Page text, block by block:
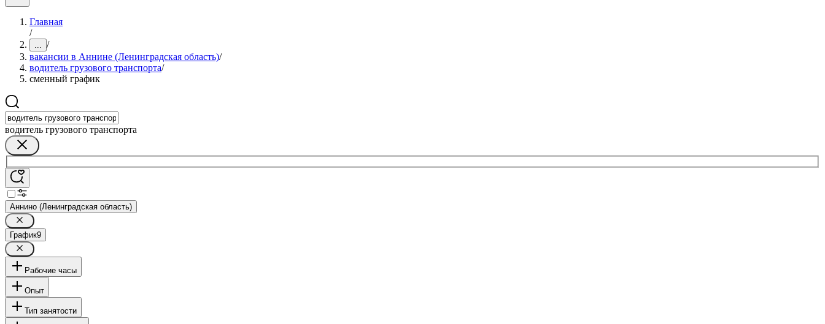
Главная
/
... /
вакансии в Аннине (Ленинградская область)/
водитель грузового транспорта/
сменный график
водитель грузового транспорта
Аннино (Ленинградская область)
График9
Рабочие часы
Опыт
Тип занятости